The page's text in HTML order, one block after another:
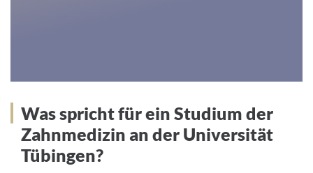
Was spricht für ein Studium der
Zahnmedizin an der Universität
Tübingen?